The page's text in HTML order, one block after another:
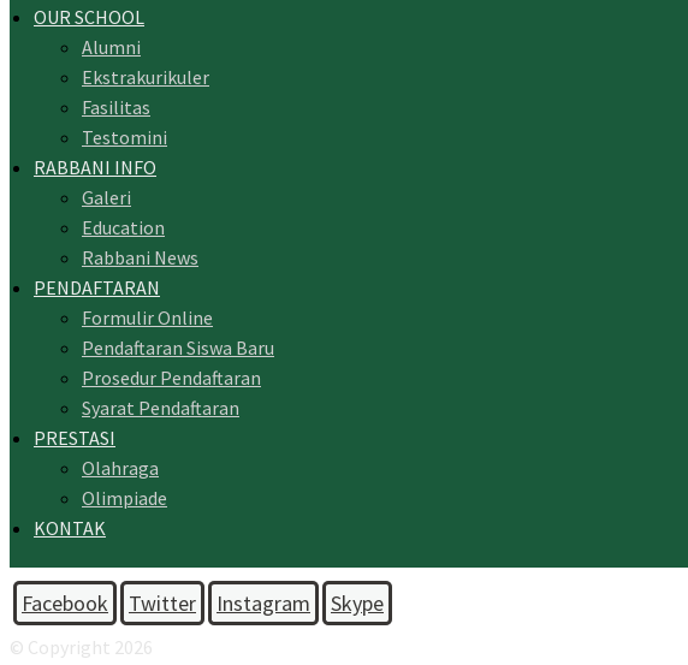
OUR SCHOOL
Alumni
Ekstrakurikuler
Fasilitas
Testomini
RABBANI INFO
Galeri
Education
Rabbani News
PENDAFTARAN
Formulir Online
Pendaftaran Siswa Baru
Prosedur Pendaftaran
Syarat Pendaftaran
PRESTASI
Olahraga
Olimpiade
KONTAK
Facebook Twitter Instagram Skype
© Copyright 2026